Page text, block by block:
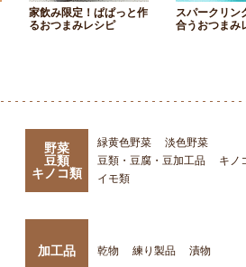
家飲み限定！ぱぱっと作
るおつまみレシピ
スパークリン
合うおつまみ
野菜
豆類
キノコ類
緑黄色野菜
淡色野菜
豆類・豆腐・豆加工品
キノ
イモ類
加工品 乾物 練り製品 漬物